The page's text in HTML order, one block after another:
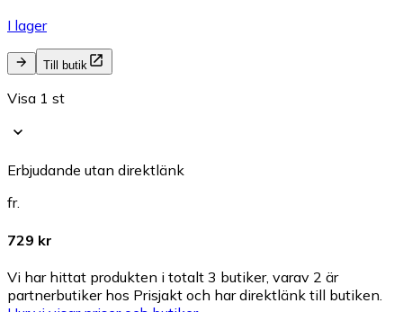
I lager
Till butik
Visa 1 st
Erbjudande utan direktlänk
fr.
729 kr
Vi har hittat produkten i totalt 3 butiker, varav 2 är
partnerbutiker hos Prisjakt och har direktlänk till butiken.